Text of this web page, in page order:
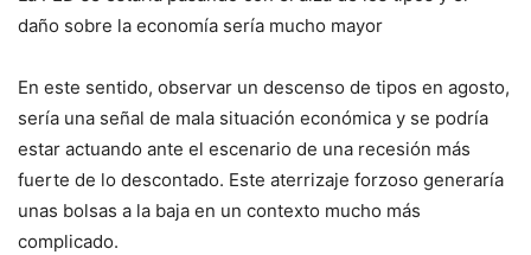
daño sobre la economía sería mucho mayor
En este sentido, observar un descenso de tipos en agosto,
sería una señal de mala situación económica y se podría
estar actuando ante el escenario de una recesión más
fuerte de lo descontado. Este aterrizaje forzoso generaría
unas bolsas a la baja en un contexto mucho más
complicado.